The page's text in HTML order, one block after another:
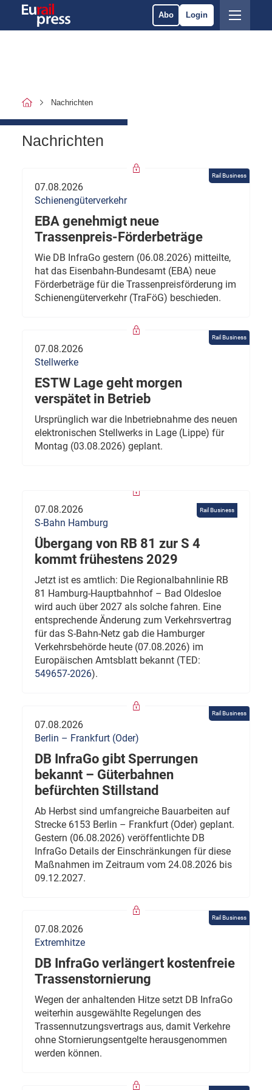
Abo Login
Nachrichten
Nachrichten
Rail Business
07.08.2026
Schienengüterverkehr
EBA genehmigt neue
Trassenpreis-Förderbeträge
Wie DB InfraGo gestern (06.08.2026) mitteilte,
hat das Eisenbahn-Bundesamt (EBA) neue
Förderbeträge für die Trassenpreisförderung im
Schienengüterverkehr (TraFöG) beschieden.
Rail Business
07.08.2026
Stellwerke
ESTW Lage geht morgen
verspätet in Betrieb
Ursprünglich war die Inbetriebnahme des neuen
elektronischen Stellwerks in Lage (Lippe) für
Montag (03.08.2026) geplant.
Rail Business
07.08.2026
S-Bahn Hamburg
Übergang von RB 81 zur S 4
kommt frühestens 2029
Jetzt ist es amtlich: Die Regionalbahnlinie RB
81 Hamburg-Hauptbahnhof – Bad Oldesloe
wird auch über 2027 als solche fahren. Eine
entsprechende Änderung zum Verkehrsvertrag
für das S-Bahn-Netz gab die Hamburger
Verkehrsbehörde heute (07.08.2026) im
Europäischen Amtsblatt bekannt (TED:
549657-2026).
Rail Business
07.08.2026
Berlin – Frankfurt (Oder)
DB InfraGo gibt Sperrungen
bekannt – Güterbahnen
befürchten Stillstand
Ab Herbst sind umfangreiche Bauarbeiten auf
Strecke 6153 Berlin – Frankfurt (Oder) geplant.
Gestern (06.08.2026) veröffentlichte DB
InfraGo Details der Einschränkungen für diese
Maßnahmen im Zeitraum vom 24.08.2026 bis
09.12.2027.
Rail Business
07.08.2026
Extremhitze
DB InfraGo verlängert kostenfreie
Trassenstornierung
Wegen der anhaltenden Hitze setzt DB InfraGo
weiterhin ausgewählte Regelungen des
Trassennutzungsvertrags aus, damit Verkehre
ohne Stornierungsentgelte herausgenommen
werden können.